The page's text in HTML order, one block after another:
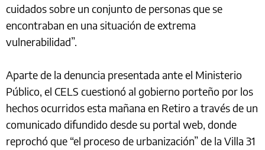
cuidados sobre un conjunto de personas que se
encontraban en una situación de extrema
vulnerabilidad”.
Aparte de la denuncia presentada ante el Ministerio
Público, el CELS cuestionó al gobierno porteño por los
hechos ocurridos esta mañana en Retiro a través de un
comunicado difundido desde su portal web, donde
reprochó que “el proceso de urbanización” de la Villa 31